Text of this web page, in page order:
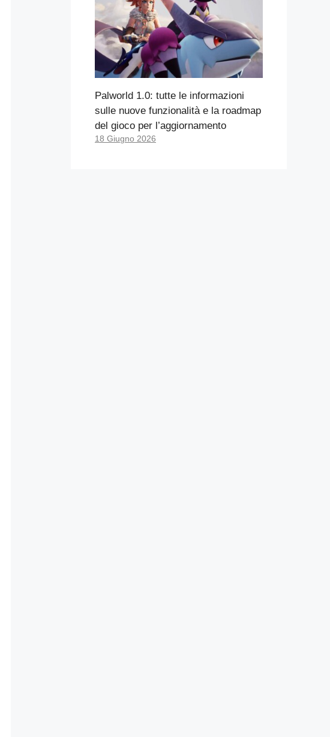
Palworld 1.0: tutte le informazioni
sulle nuove funzionalità e la roadmap
del gioco per l’aggiornamento
18 Giugno 2026